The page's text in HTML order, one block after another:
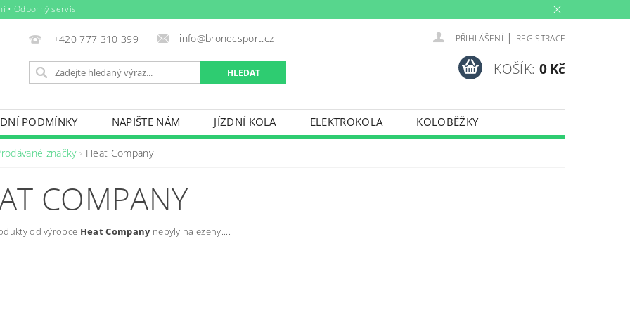
• Odborný servis
+420 777 310 399 info@bronecsport.cz PŘIHLÁŠENÍ | REGISTRACE
KOŠÍK: 0 Kč
PODMÍNKY NAPIŠTE NÁM JÍZDNÍ KOLA ELEKTROKOLA
KOLOBĚŽKY
DOPLŇKY TRETRY
BAZÉNY VÝPRODEJ
značky Heat Company
COMPANY
od výrobce Heat Companynebyly nalezeny....